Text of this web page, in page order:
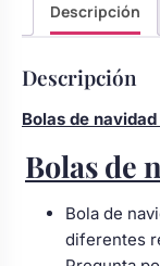
Descripción
Descripción
Bolas de
Bolas de
Bola de
diferentes